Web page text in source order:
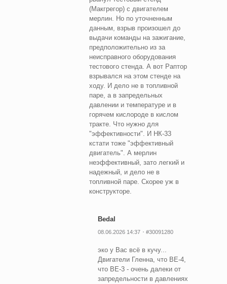
(Макгрегор) с двигателем
мерлин. Но по уточненным
данным, взрыв произошел до
выдачи команды на зажигание,
предположительно из за
неисправного оборудования
тестового стенда. А вот Раптор
взрывался на этом стенде на
ходу. И дело не в топливной
паре, а в запредельных
давлении и температуре и в
горячем кислороде в кислом
тракте. Что нужно для
"эффективности". И НК-33
кстати тоже "эффективный
двигатель". А мерлин
неэффективный, зато легкий и
надежный, и дело не в
топливной паре. Скорее уж в
конструкторе.
Bedal
08.06.2026 14:37 #30091280
эко у Вас всё в кучу...
Двигатели Гленна, что ВЕ-4,
что ВЕ-3 - очень далеки от
запредельности в давлениях